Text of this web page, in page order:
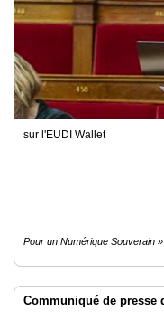
sur l'EUDI Wallet
Pour un Numérique Souverain
Communiqué de presse